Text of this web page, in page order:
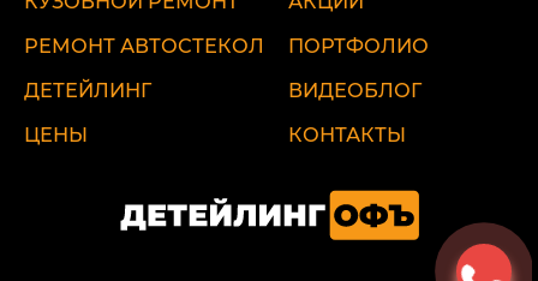
РЕМОНТ АВТОСТЕКОЛ
ДЕТЕЙЛИНГ
ЦЕНЫ
ПОРТФОЛИО
ВИДЕОБЛОГ
КОНТАКТЫ